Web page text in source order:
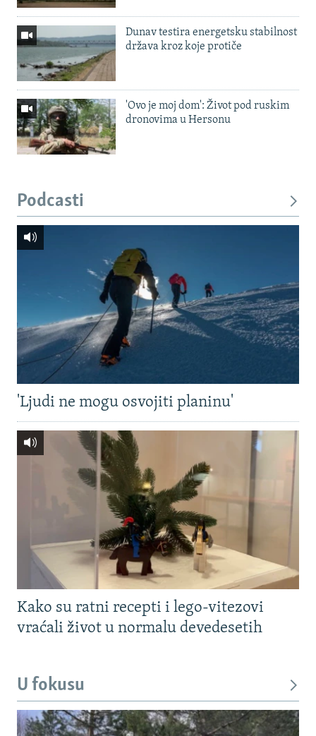
Dunav testira energetsku stabilnost
država kroz koje protiče
'Ovo je moj dom': Život pod ruskim
dronovima u Hersonu
Podcasti
'Ljudi ne mogu osvojiti planinu'
Kako su ratni recepti i lego-vitezovi
vraćali život u normalu devedesetih
U fokusu